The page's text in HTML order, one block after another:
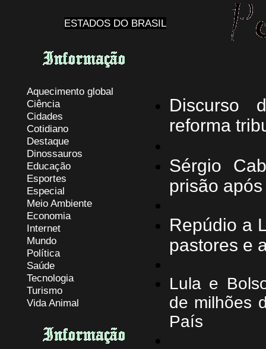
ESTADOS DO BRASIL
Aquecimento global
Ciência
Cidades
Cotidiano
Destaque
Dinossauros
Educação
Esportes
Especial
Meio Ambiente
Economia
Internet
Mundo
Política
Saúde
Tecnologia
Turismo
Vida Animal
Discurso
reforma
Sérgio
prisão
Repúdio a
pastores e
Lula e
de milhões
País